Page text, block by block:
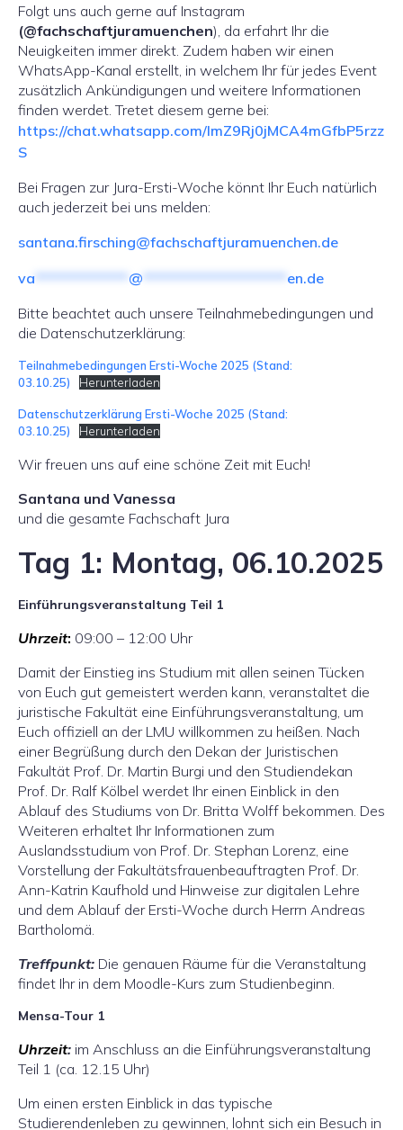
Folgt uns auch gerne auf Instagram
(@fachschaftjuramuenchen), da erfahrt Ihr die
Neuigkeiten immer direkt. Zudem haben wir einen
WhatsApp-Kanal erstellt, in welchem Ihr für jedes Event
zusätzlich Ankündigungen und weitere Informationen
finden werdet. Tretet diesem gerne bei:
https://chat.whatsapp.com/ImZ9Rj0jMCA4mGfbP5rzz
S
Bei Fragen zur Jura-Ersti-Woche könnt Ihr Euch natürlich
auch jederzeit bei uns melden:
santana.firsching@fachschaftjuramuenchen.de
va
@
en.de
Bitte beachtet auch unsere Teilnahmebedingungen und
die Datenschutzerklärung:
Teilnahmebedingungen Ersti-Woche 2025 (Stand:
03.10.25)
Herunterladen
Datenschutzerklärung Ersti-Woche 2025 (Stand:
03.10.25)
Herunterladen
Wir freuen uns auf eine schöne Zeit mit Euch!
Santana und Vanessa
und die gesamte Fachschaft Jura
Tag 1: Montag, 06.10.2025
Einführungsveranstaltung Teil 1
Uhrzeit: 09:00 – 12:00 Uhr
Damit der Einstieg ins Studium mit allen seinen Tücken
von Euch gut gemeistert werden kann, veranstaltet die
juristische Fakultät eine Einführungsveranstaltung, um
Euch offiziell an der LMU willkommen zu heißen. Nach
einer Begrüßung durch den Dekan der Juristischen
Fakultät Prof. Dr. Martin Burgi und den Studiendekan
Prof. Dr. Ralf Kölbel werdet Ihr einen Einblick in den
Ablauf des Studiums von Dr. Britta Wolff bekommen. Des
Weiteren erhaltet Ihr Informationen zum
Auslandsstudium von Prof. Dr. Stephan Lorenz, eine
Vorstellung der Fakultätsfrauenbeauftragten Prof. Dr.
Ann-Katrin Kaufhold und Hinweise zur digitalen Lehre
und dem Ablauf der Ersti-Woche durch Herrn Andreas
Bartholomä.
Treffpunkt: Die genauen Räume für die Veranstaltung
findet Ihr in dem Moodle-Kurs zum Studienbeginn.
Mensa-Tour 1
Uhrzeit: im Anschluss an die Einführungsveranstaltung
Teil 1 (ca. 12.15 Uhr)
Um einen ersten Einblick in das typische
Studierendenleben zu gewinnen, lohnt sich ein Besuch in